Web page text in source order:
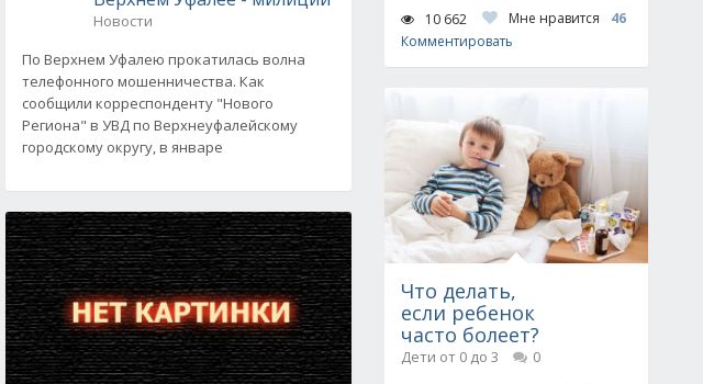
Новости
По Верхнем Уфалею прокатилась волна
телефонного мошенничества. Как
сообщили корреспонденту "Нового
Региона" в УВД по Верхнеуфалейскому
городскому округу, в январе
10 662 Мне нравится
46
Комментировать
Что делать,
если ребенок
часто болеет?
Дети от 0 до 3
0